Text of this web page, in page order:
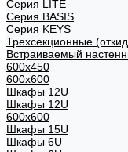
Cерия LITE
Cерия BASIS
Cерия KEYS
Трехсекционные
Встраиваемый
600x450
600x600
Шкафы 12U
Шкафы 12U
600x600
Шкафы 15U
Шкафы 6U